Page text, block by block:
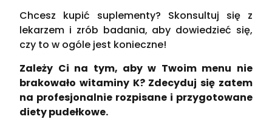
Chcesz kupić suplementy? Skonsultuj się z
lekarzem i zrób badania, aby dowiedzieć się,
czy to w ogóle jest konieczne!
Zależy Ci na tym, aby w Twoim menu nie
brakowało witaminy K? Zdecyduj się zatem
na profesjonalnie rozpisane i przygotowane
diety pudełkowe.